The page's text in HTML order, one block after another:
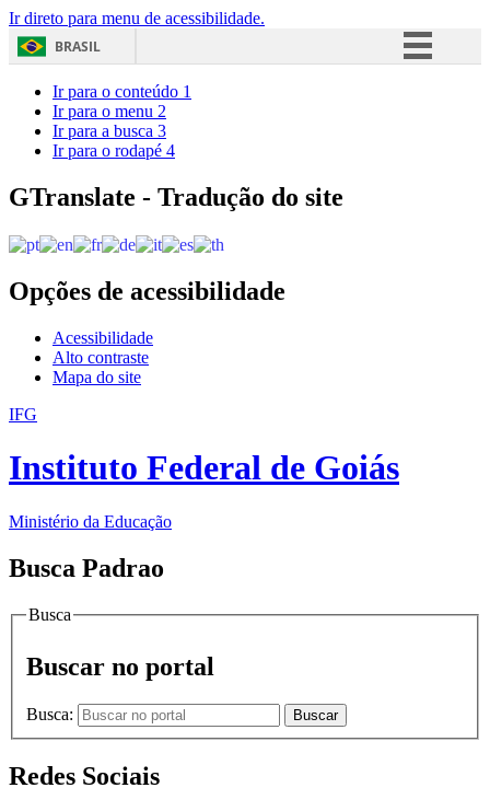
Ir direto para menu de acessibilidade.
BRASIL
Acesso à informação
Ir para o conteúdo 1
Ir para o menu 2
Ir para a busca 3
Ir para o rodapé 4
GTranslate - Tradução do site
Opções de acessibilidade
Acessibilidade
Alto contraste
Mapa do site
IFG
Instituto Federal de Goiás
Ministério da Educação
Busca Padrao
Busca
Buscar no portal
Busca: Buscar
Redes Sociais